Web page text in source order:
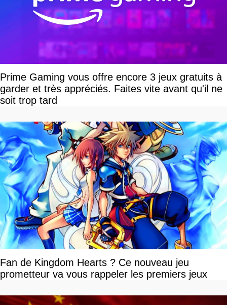
Prime Gaming vous offre encore 3 jeux gratuits à
garder et très appréciés. Faites vite avant qu'il ne
soit trop tard
Fan de Kingdom Hearts ? Ce nouveau jeu
prometteur va vous rappeler les premiers jeux